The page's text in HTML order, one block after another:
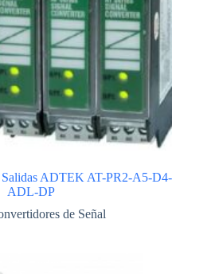
Salidas ADTEK AT-PR2-A5-D4-
ADL-DP
de Señal